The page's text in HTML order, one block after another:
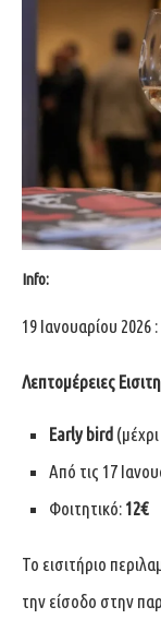
Info:
19 Ιανουαρίου 2026
Λεπτομέρειες
Early bird
Από τις 17
Φοιτητικό: 12€
Το εισιτήριο
την είσοδο στην